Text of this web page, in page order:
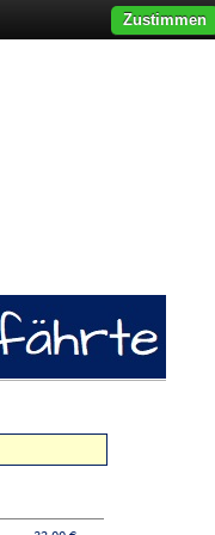
Zustimmen